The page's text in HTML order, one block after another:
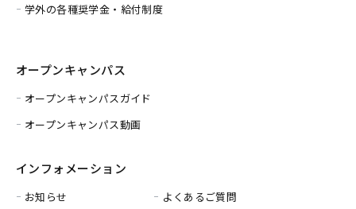
学外の各種奨学金・給付制度
オープンキャンパス
オープンキャンパスガイド
オープンキャンパス動画
インフォメーション
お知らせ よくあるご質問